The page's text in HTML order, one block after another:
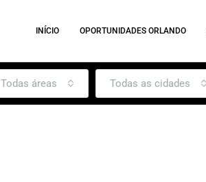
INÍCIO OPORTUNIDADES ORLANDO
Todas áreas Todas as cidades